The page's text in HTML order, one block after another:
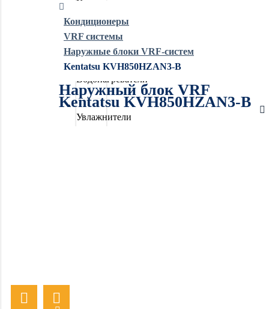
Кондиционеры
Обогреватели
Водонагреватели
Увлажнители
воздуха
Кондиционеры
VRF системы
Наружные блоки VRF-систем
Kentatsu KVH850HZAN3-B
Наружный блок VRF
Kentatsu KVH850HZAN3-B